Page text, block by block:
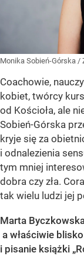
Monika Sobień-Górska /
Coachowie,
kobiet, twórcy
od Kościoła, ale
Sobień-Górska
kryje się za
i odnalezienia
tym mniej
dobra czy zła.
tak wielu ludzi jej
Marta
a właściwie
i pisanie książki